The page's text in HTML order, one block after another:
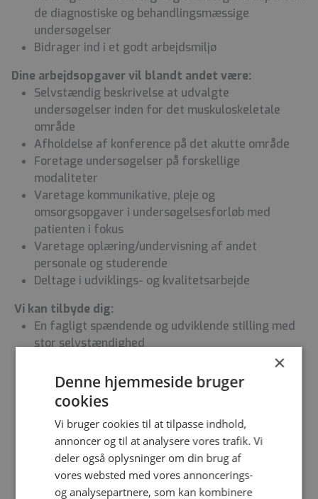
de diagnostiske og behandlingsmæssige
undersøgelser
Bidrager ind i et godt arbejdsmiljø
Dine arbejdsopgaver vil blandt andet være:
Selvstændig beskrivelse at udvalgte
undersøgelser inden for det muskuloskeletale
område
Afholdelse af konference på det akutte område
Foretage undersøgelser på forskellige
modaliteter
Varetage kommunikative, pleje og
omsorgsopgaver i undersøgelsesforløb med
patienten i fokus
Varetage oplæring/undervisning af andet
personale og studerende
Deltage i udviklings- og kvalitetsarbejde
Vi kan tilbyde dig:
En fagligt spændende og udviklende stilling med
stor selvstændighed
Et tæt tværfagligt samarbejde med radiologer og
klinikere
Mulighed for faglig sparring med gode og
engagerede kolleger
Mulighed for at udføre billeddiagnostik af høj
kvalitet
Mentorordning i den første tid
Ønskeplan i vagtplanlægningen
×
Denne hjemmeside bruger
cookies
Vi bruger cookies til at tilpasse indhold,
annoncer og til at analysere vores trafik. Vi
deler også oplysninger om din brug af
vores websted med vores annoncerings-
og analysepartnere, som kan kombinere